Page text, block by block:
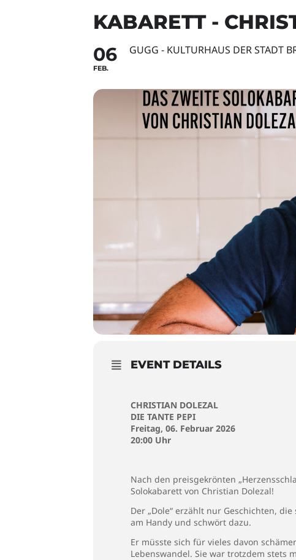
KABARETT -
06
FEB.
GUGG - KULTURHAUS DER STADT
EVENT DETAILS
CHRISTIAN DOLEZAL
DIE TANTE PEPI
Freitag, 06. Februar 2026
20:00 Uhr
Nach den preisgekrönten
Solokabarett von Christian Dolezal!
Der „Dole“ erzählt nur Geschichten,
am Handy und schwört dazu.
Er müsste sich für vieles davon
Lebenswandel. Sie war trotzdem stets